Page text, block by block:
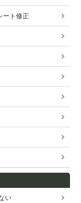
ート修正
い